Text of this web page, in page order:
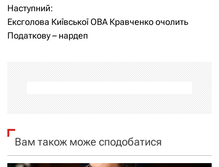
в
і
а
ц
і
я
з
Наступний:
Ексголова Київської ОВА Кравченко очолить
Податкову – нардеп
Вам також може сподобатися